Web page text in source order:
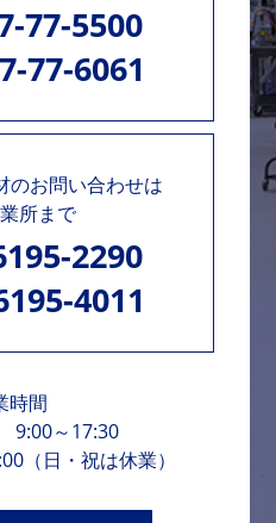
77-5500
77-6061
のお問い合わせは
所まで
2290
4011
時間
9:00～17:30
（日・祝は休業）